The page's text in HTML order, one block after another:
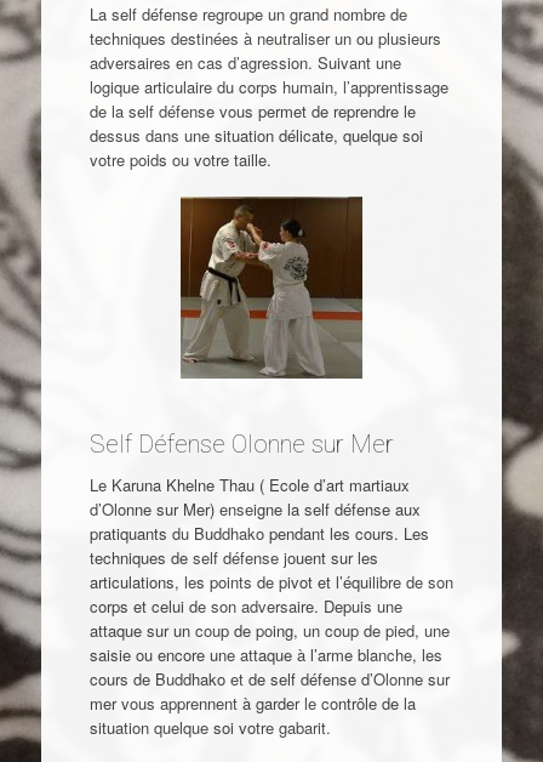
La self défense regroupe un grand nombre de
techniques destinées à neutraliser un ou plusieurs
adversaires en cas d’agression. Suivant une
logique articulaire du corps humain, l’apprentissage
de la self défense vous permet de reprendre le
dessus dans une situation délicate, quelque soi
votre poids ou votre taille.
Self Défense Olonne sur Mer
Le Karuna Khelne Thau ( Ecole d’art martiaux
d’Olonne sur Mer) enseigne la self défense aux
pratiquants du Buddhako pendant les cours. Les
techniques de self défense jouent sur les
articulations, les points de pivot et l’équilibre de son
corps et celui de son adversaire. Depuis une
attaque sur un coup de poing, un coup de pied, une
saisie ou encore une attaque à l’arme blanche, les
cours de Buddhako et de self défense d’Olonne sur
mer vous apprennent à garder le contrôle de la
situation quelque soi votre gabarit.